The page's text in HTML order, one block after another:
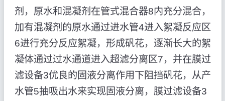
剂，原水和混凝剂在管式混合器8内充分混合，
加有混凝剂的原水通过进水管4进入絮凝反应区
6进行充分反应絮凝，形成矾花，逐渐长大的絮
凝体通过过水通道进入超滤分离区7，并在膜过
滤设备3优良的固液分离作用下阻挡矾花，从产
水管5抽吸出水来实现固液分离，膜过滤设备3